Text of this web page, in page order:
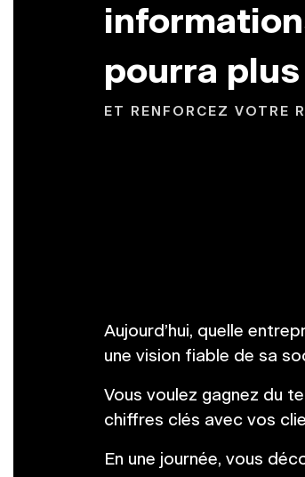
pourra
ET RENFORCEZ VOTRE
Aujourd’hui, quelle
une vision fiable de sa
Vous voulez gagnez du
chiffres clés avec vos
En une journée, vous